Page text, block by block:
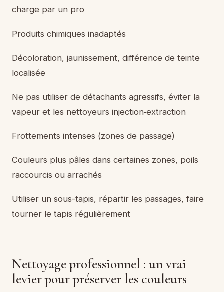
charge par un pro
Produits chimiques inadaptés
Décoloration, jaunissement, différence de teinte
localisée
Ne pas utiliser de détachants agressifs, éviter la
vapeur et les nettoyeurs injection‑extraction
Frottements intenses (zones de passage)
Couleurs plus pâles dans certaines zones, poils
raccourcis ou arrachés
Utiliser un sous-tapis, répartir les passages, faire
tourner le tapis régulièrement
Nettoyage professionnel : un vrai
levier pour préserver les couleurs